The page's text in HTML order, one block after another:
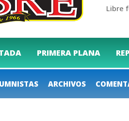
Libre
PRIMERA PLANA
ARCHIVOS